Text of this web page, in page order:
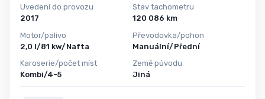
Uvedení do provozu
2017
Motor/palivo
2,0 l/81 kw/Nafta
Karoserie/počet míst
Kombi/4-5
Stav tachometru
120 086 km
Převodovka/pohon
Manuální/Přední
Země původu
Jiná